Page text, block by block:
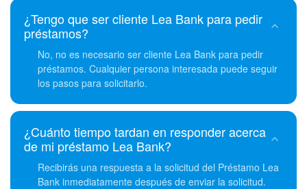
¿Tengo que ser cliente Lea Bank para pedir
préstamos?
No, no es necesario ser cliente Lea Bank para pedir
préstamos. Cualquier persona interesada puede seguir
los pasos para solicitarlo.
¿Cuánto tiempo tardan en responder acerca
de mi préstamo Lea Bank?
Recibirás una respuesta a la solicitud del Préstamo Lea
Bank inmediatamente después de enviar la solicitud.